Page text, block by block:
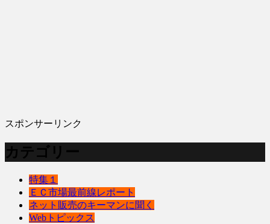
スポンサーリンク
カテゴリー
特集１
ＥＣ市場最前線レポート
ネット販売のキーマンに聞く
Webトピックス